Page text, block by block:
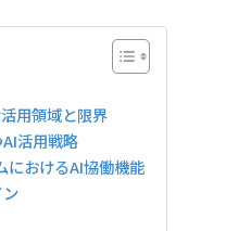
用領域と限界
活用戦略
におけるAI協働機能